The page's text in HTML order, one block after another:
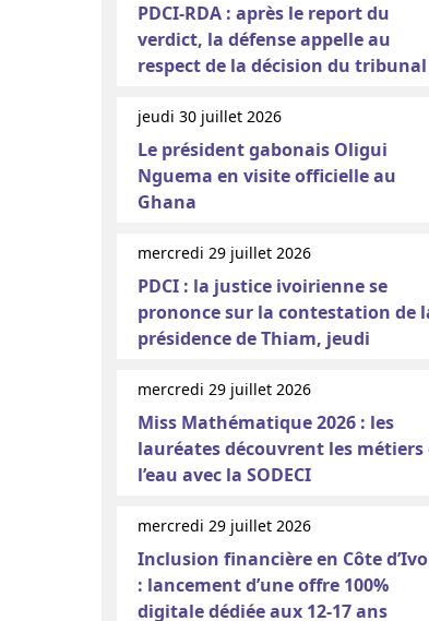
PDCI-RDA : après le report du
verdict, la défense appelle au
respect de la décision du tribunal
jeudi 30 juillet 2026
Le président gabonais Oligui
Nguema en visite officielle au
Ghana
mercredi 29 juillet 2026
PDCI : la justice ivoirienne se
prononce sur la contestation de
présidence de Thiam, jeudi
mercredi 29 juillet 2026
Miss Mathématique 2026 : les
lauréates découvrent les métiers
l’eau avec la SODECI
mercredi 29 juillet 2026
Inclusion financière en Côte
: lancement d’une offre 100%
digitale dédiée aux 12-17 ans